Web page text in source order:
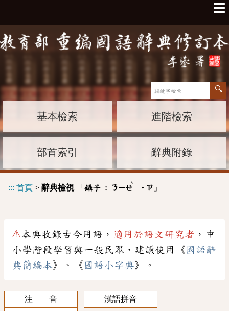
☰
基本檢索 進階檢索
部首索引 辭典附錄
::: 首頁 > 辭典檢視「 鑷子 : ㄋㄧㄝ
ˋ
˙ㄗ 」
⚠本典收錄古今用語， 適用於語文研究者 ，中
小學階段學習與一般民眾，建議使用《 國語辭
典簡編本》、《 國語小字典》。
注 音
漢語拼音